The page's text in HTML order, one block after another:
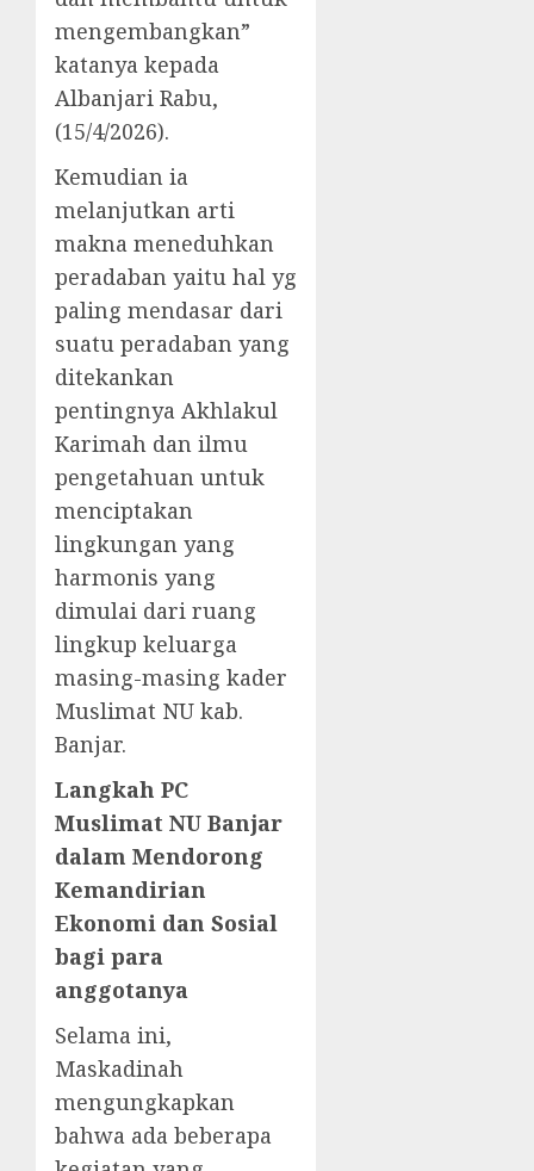
mengembangkan”
katanya kepada
Albanjari Rabu,
(15/4/2026).
Kemudian ia
melanjutkan arti
makna meneduhkan
peradaban yaitu hal yg
paling mendasar dari
suatu peradaban yang
ditekankan
pentingnya Akhlakul
Karimah dan ilmu
pengetahuan untuk
menciptakan
lingkungan yang
harmonis yang
dimulai dari ruang
lingkup keluarga
masing-masing kader
Muslimat NU kab.
Banjar.
Langkah PC
Muslimat NU Banjar
dalam Mendorong
Kemandirian
Ekonomi dan Sosial
bagi para
anggotanya
Selama ini,
Maskadinah
mengungkapkan
bahwa ada beberapa